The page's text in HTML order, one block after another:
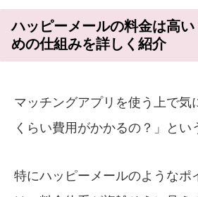
ハッピーメールの料金は高
めの仕組みを詳しく紹介
マッチングアプリを使う上で気
くらい費用がかかるの？」とい
特にハッピーメールのようなポ